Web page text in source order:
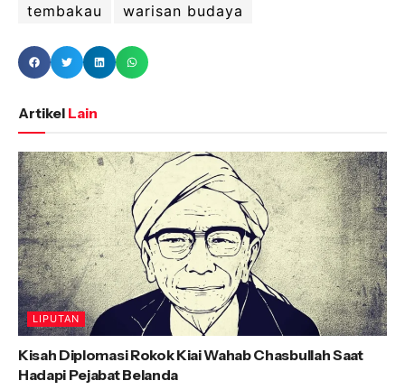
tembakau
warisan budaya
Artikel Lain
LIPUTAN
Kisah Diplomasi Rokok Kiai Wahab Chasbullah Saat
Hadapi Pejabat Belanda